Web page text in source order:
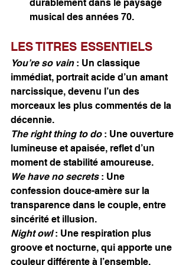
durablement dans le paysage
musical des années 70.
LES TITRES ESSENTIELS
You’re so vain : Un classique
immédiat, portrait acide d’un amant
narcissique, devenu l’un des
morceaux les plus commentés de la
décennie.
The right thing to do : Une ouverture
lumineuse et apaisée, reflet d’un
moment de stabilité amoureuse.
We have no secrets : Une
confession douce-amère sur la
transparence dans le couple, entre
sincérité et illusion.
Night owl : Une respiration plus
groove et nocturne, qui apporte une
couleur différente à l’ensemble.